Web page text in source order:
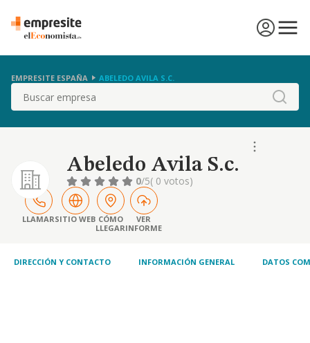
EMPRESITE ESPAÑA ABELEDO AVILA S.C.
Buscar
Abeledo Avila S.c.
0/5( 0 votos)
LLAMARSITIO WEB CÓMO
LLEGAR
VER
INFORME
DIRECCIÓN Y CONTACTO INFORMACIÓN GENERAL DATOS